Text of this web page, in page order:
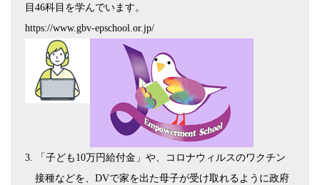
目 46科目を学んでいます。
https://www.gbv-epschool.or.jp/
3. 「子ども 10万円給付金」や、コロナウィルスのワクチン
接種などを、 DVで家を出た母子が受け取れるように政府